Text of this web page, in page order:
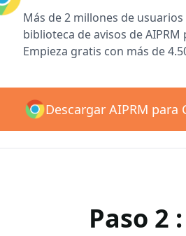
Más de 2 millones de
biblioteca de avisos de AIPRM
Empieza gratis con más de
Descargar AIPRM para
Paso 2